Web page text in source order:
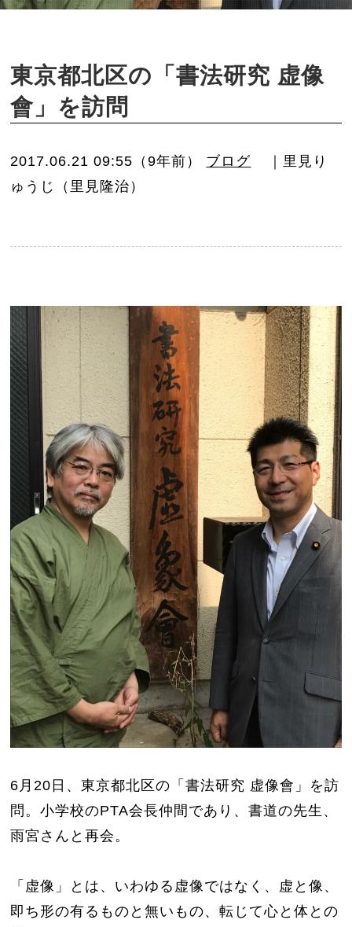
東京都北区の「書法研究 虚像
會」を訪問
2017.06.21 09:55（9年前） ブログ
｜里見り
ゅうじ（里見隆治）
6月20日、東京都北区の「書法研究 虚像會」を訪
問。小学校のPTA会長仲間であり、書道の先生、
雨宮さんと再会。
「虚像」とは、いわゆる虚像ではなく、虚と像、
即ち形の有るものと無いもの、転じて心と体との